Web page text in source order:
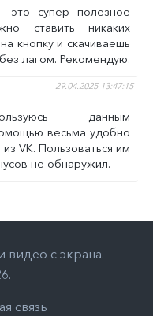
это супер полезное
ставить никаких
кнопку и скачиваешь
лагом. Рекомендую.
29.04.2025 13:47:15
данным
весьма удобно
VK. Пользоваться им
не обнаружил.
видео с экрана.
.
связь